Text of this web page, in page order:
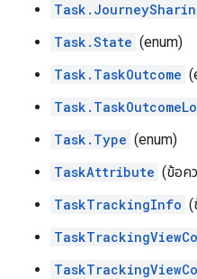
Task.State (enum)
Task.TaskOutcome
Task.Type (enum)
TaskAttribute (ข้อค
TaskTrackingInfo (